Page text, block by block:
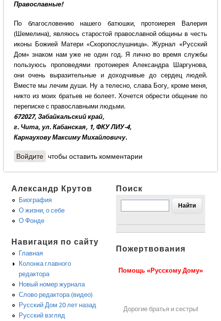
Православные!
По благословению нашего батюшки, протоиерея Валерия
(Шемелина), являюсь старостой православной общины в честь
иконы Божией Матери «Скоропослушница». Журнал «Русский
Дом» знаком нам уже не один год. Я лично во время службы
пользуюсь проповедями протоиерея Александра Шаргунова,
они очень выразительные и доходчивые до сердец людей.
Вместе мы лечим души. Ну а телесно, слава Богу, кроме меня,
никто из моих братьев не болеет. Хочется обрести общение по
переписке с православными людьми.
672027, Забайкальский край,
г. Чита, ул. Кабанская, 1, ФКУ ЛИУ-4,
Карнаухову Максиму Михайловичу.
Войдите чтобы оставить комментарии
Александр Крутов
Биография
О жизни, о себе
О Фонде
Навигация по сайту
Главная
Колонка главного
редактора
Новый номер журнала
Слово редактора (видео)
Русский Дом 20 лет назад
Русский взгляд
Поиск
Пожертвования
Помощь «Русскому Дому»
Дорогие братья и сестры!